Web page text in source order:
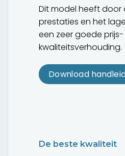
Dit model heeft door
prestaties en het
een zeer goede prijs-
kwaliteitsverhouding.
Download
De beste kwaliteit